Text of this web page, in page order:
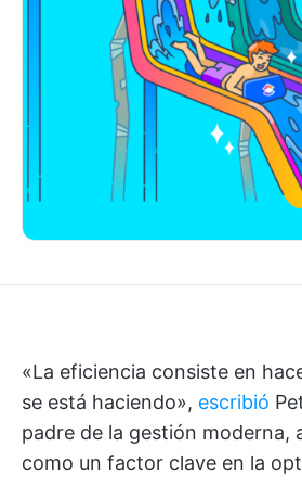
«La eficiencia consiste en
se está haciendo», escribió
padre de la gestión moderna,
como un factor clave en la